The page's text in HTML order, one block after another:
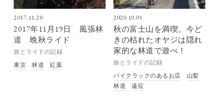
2017.11.20
2017年11月19日 風張林
道 晩秋ライド
旅とライドの記録
東京
林道 紅葉
2020.10.05
秋の富士山を満喫。今ど
きの枯れたオヤジは隠れ
家的な林道で遊べ！
旅とライドの記録
バイクラックのあるお店
山梨
林道
遠征